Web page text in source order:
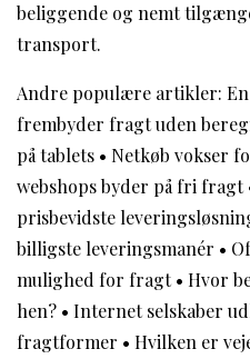
beliggende og nemt
transport.
Andre populære artikler:
frembyder fragt uden
på tablets • Netkøb vokser
webshops byder på fri fragt
prisbevidste
billigste leveringsmanér •
mulighed for fragt• Hvor
hen? • Internet selskaber
fragtformer • Hvilken er